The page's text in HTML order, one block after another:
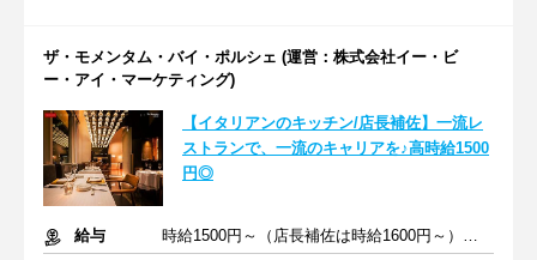
ザ・モメンタム・バイ・ポルシェ (運営：株式会社イー・ビ
ー・アイ・マーケティング)
【イタリアンのキッチン/店長補佐】一流レ
ストランで、一流のキャリアを♪高時給1500
円◎
給与
時給1500円～（店長補佐は時給1600円～）＋ 交通費支給